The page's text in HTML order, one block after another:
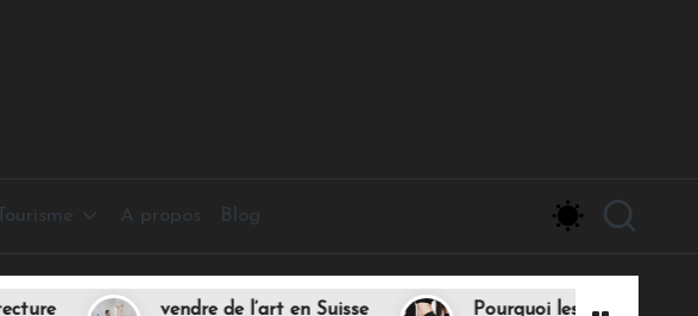
Tourisme A propos Blog
vendre de l’art en Suisse Pourquoi les femmes font une